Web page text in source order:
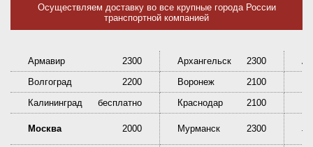
Осуществляем доставку во все крупные города России
транспортной компанией
Армавир 2300 Архангельск 2300
Волгоград
2200 Воронеж 2100
Калининград
бесплатно Краснодар 2100
Москва 2000 Мурманск 2300